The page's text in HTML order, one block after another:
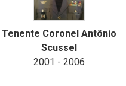
Tenente Coronel Antônio
Scussel
2001 - 2006